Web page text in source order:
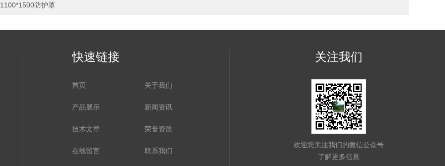
1100*1500防护罩
快速链接
首页 关于我们
产品展示 新闻资讯
技术文章 荣誉资质
在线留言 联系我们
关注我们
欢迎您关注我们的微信公众号
了解更多信息